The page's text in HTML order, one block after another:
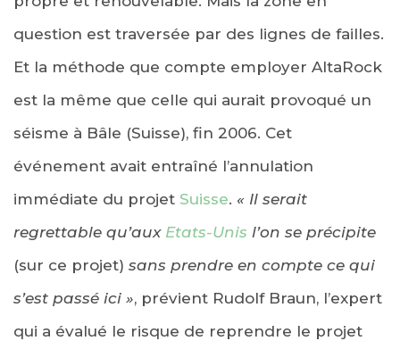
question est traversée par des lignes de failles.
Et la méthode que compte employer AltaRock
est la même que celle qui aurait provoqué un
séisme à Bâle (Suisse), fin 2006. Cet
événement avait entraîné l’annulation
immédiate du projet Suisse. « Il serait
regrettable qu’aux Etats-Unis l’on se précipite
(sur ce projet) sans prendre en compte ce qui
s’est passé ici », prévient Rudolf Braun, l’expert
qui a évalué le risque de reprendre le projet